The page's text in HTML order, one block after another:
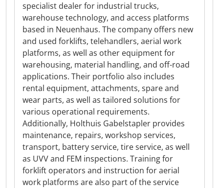
specialist dealer for industrial trucks,
warehouse technology, and access platforms
based in Neuenhaus. The company offers new
and used forklifts, telehandlers, aerial work
platforms, as well as other equipment for
warehousing, material handling, and off-road
applications. Their portfolio also includes
rental equipment, attachments, spare and
wear parts, as well as tailored solutions for
various operational requirements.
Additionally, Holthuis Gabelstapler provides
maintenance, repairs, workshop services,
transport, battery service, tire service, as well
as UVV and FEM inspections. Training for
forklift operators and instruction for aerial
work platforms are also part of the service